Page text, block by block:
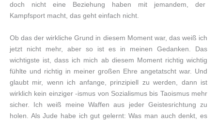
doch nicht eine Beziehung haben mit jemandem, der
Kampfsport macht, das geht einfach nicht.
Ob das der wirkliche Grund in diesem Moment war, das weiß ich
jetzt nicht mehr, aber so ist es in meinen Gedanken. Das
wichtigste ist, dass ich mich ab diesem Moment richtig wichtig
fühlte und richtig in meiner großen Ehre angetatscht war. Und
glaubt mir, wenn ich anfange, prinzipiell zu werden, dann ist
wirklich kein einziger -ismus von Sozialismus bis Taoismus mehr
sicher. Ich weiß meine Waffen aus jeder Geistesrichtung zu
holen. Als Jude habe ich gut gelernt: Was man auch denkt, es